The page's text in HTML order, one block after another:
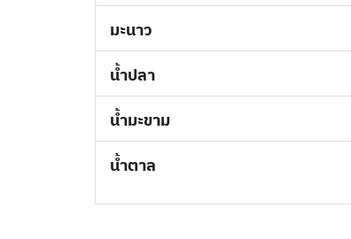
มะนาว
น้ำปลา
น้ำมะขาม
น้ำตาล